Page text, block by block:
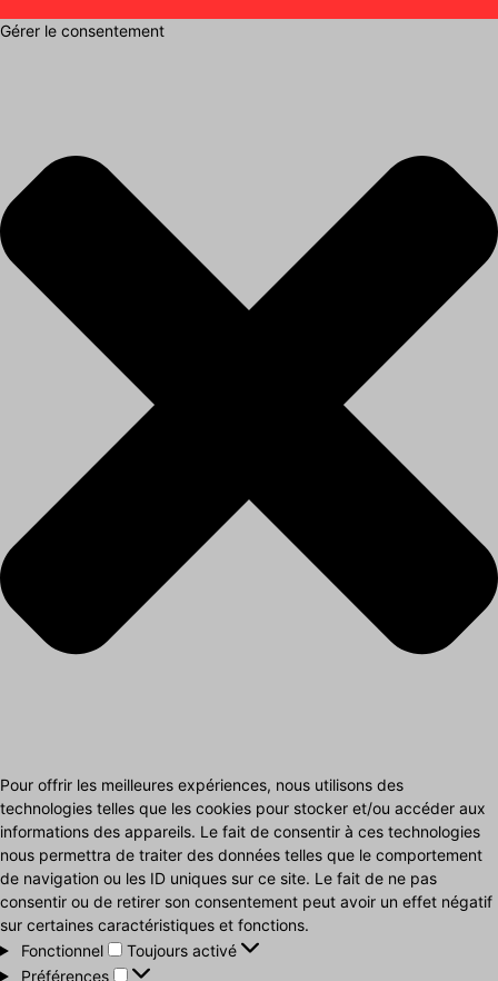
Gérer le consentement
Pour offrir les meilleures expériences, nous utilisons des
technologies telles que les cookies pour stocker et/ou accéder aux
informations des appareils. Le fait de consentir à ces technologies
nous permettra de traiter des données telles que le comportement
de navigation ou les ID uniques sur ce site. Le fait de ne pas
consentir ou de retirer son consentement peut avoir un effet négatif
sur certaines caractéristiques et fonctions.
Fonctionnel
Fonctionnel
Toujours activé
Préférences
Préférences